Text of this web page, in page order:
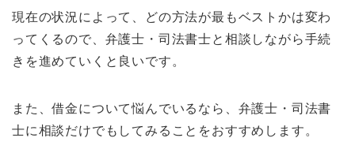
現在の状況によって、どの方法が最もベストかは変わ
ってくるので、弁護士・司法書士と相談しながら手続
きを進めていくと良いです。
また、借金について悩んでいるなら、弁護士・司法書
士に相談だけでもしてみることをおすすめします。